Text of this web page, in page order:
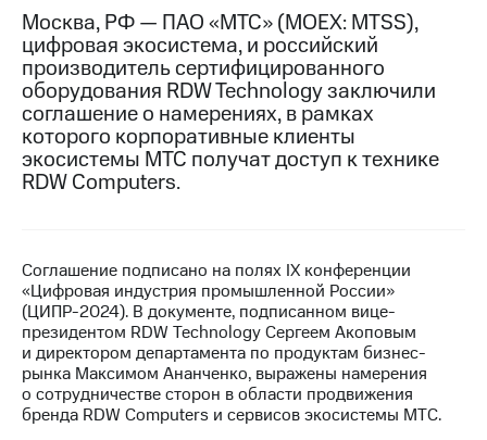
Контакты
Медиа-центр
Пресс-
релизы
МТС
о технологиях
Достижения
Финансовая
отчетность
Контакты
Новости
в
регионе
Москва, РФ — ПАО «МТС» (MOEX: MTSS),
цифровая экосистема, и российский
производитель сертифицированного
оборудования RDW Technology заключили
соглашение о намерениях, в рамках
которого корпоративные клиенты
экосистемы МТС получат доступ к технике
RDW Computers.
Соглашение подписано на полях IX конференции
«Цифровая индустрия промышленной России»
(ЦИПР-2024). В документе, подписанном вице-
президентом RDW Technology Сергеем Акоповым
и директором департамента по продуктам бизнес-
рынка Максимом Ананченко, выражены намерения
о сотрудничестве сторон в области продвижения
бренда RDW Computers и сервисов экосистемы МТС.